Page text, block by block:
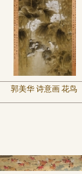
郭美华 诗意画 花鸟